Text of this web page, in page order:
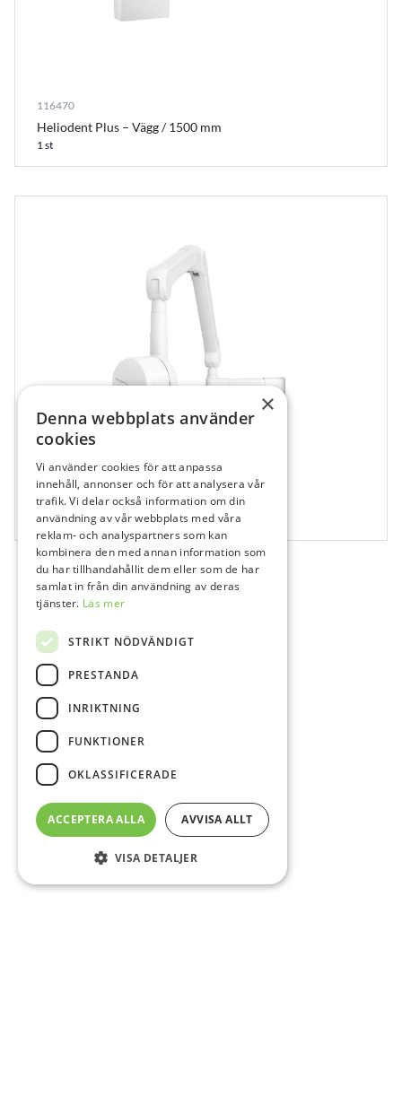
116470
Heliodent Plus – Vägg / 1500 mm
1 st
116480
Heliodent Plus 2G – Tak / Exklusive takfäste
1 st
×
Denna webbplats använder
cookies
Vi använder cookies för att anpassa
innehåll, annonser och för att analysera vår
trafik. Vi delar också information om din
användning av vår webbplats med våra
reklam- och analyspartners som kan
kombinera den med annan information som
du har tillhandahållit dem eller som de har
samlat in från din användning av deras
tjänster. Läs mer
STRIKT NÖDVÄNDIGT
PRESTANDA
INRIKTNING
FUNKTIONER
OKLASSIFICERADE
ACCEPTERA ALLA AVVISA ALLT
VISA DETALJER